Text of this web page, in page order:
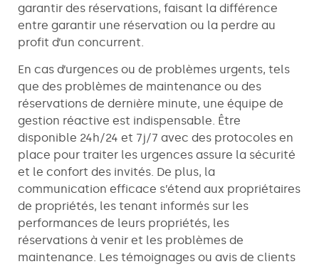
garantir des réservations, faisant la différence
entre garantir une réservation ou la perdre au
profit d’un concurrent.
En cas d’urgences ou de problèmes urgents, tels
que des problèmes de maintenance ou des
réservations de dernière minute, une équipe de
gestion réactive est indispensable. Être
disponible 24h/24 et 7j/7 avec des protocoles en
place pour traiter les urgences assure la sécurité
et le confort des invités. De plus, la
communication efficace s’étend aux propriétaires
de propriétés, les tenant informés sur les
performances de leurs propriétés, les
réservations à venir et les problèmes de
maintenance. Les témoignages ou avis de clients